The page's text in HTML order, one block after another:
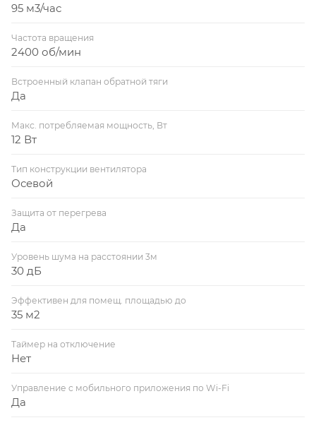
95 м3/час
Частота вращения
2400 об/мин
Встроенный клапан обратной тяги
Да
Макс. потребляемая мощность, Вт
12 Вт
Тип конструкции вентилятора
Осевой
Защита от перегрева
Да
Уровень шума на расстоянии 3м
30 дБ
Эффективен для помещ. площадью до
35 м2
Таймер на отключение
Нет
Управление c мобильного приложения по Wi-Fi
Да